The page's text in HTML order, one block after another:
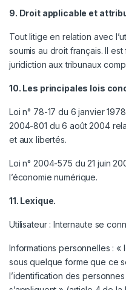
9. Droit applicable et
Tout litige en relation avec
soumis au droit français. Il
juridiction aux tribunaux
10. Les principales lois
Loi n° 78-17 du 6 janvier
2004-801 du 6 août 2004
et aux libertés.
Loi n° 2004-575 du 21 juin
l’économie numérique.
11. Lexique.
Utilisateur : Internaute se
Informations personnelles : «
sous quelque forme que ce
l’identification des